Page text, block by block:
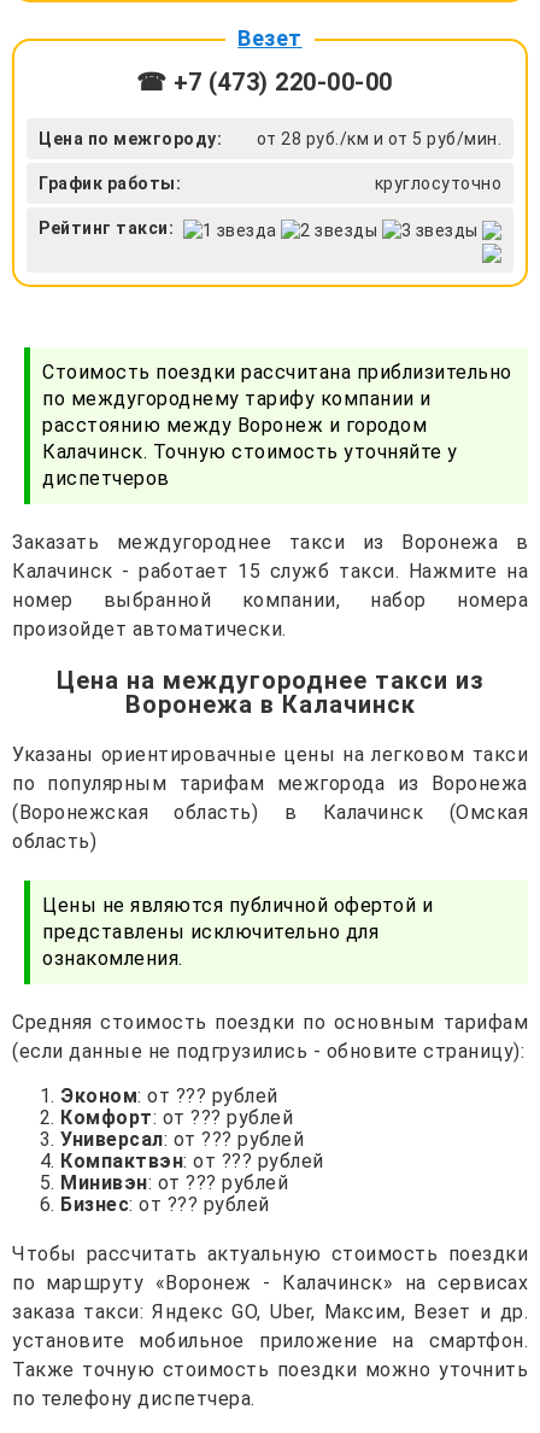
Везет
☎ +7 (473) 220-00-00
Цена по межгороду: от 28 руб./км и от 5 руб/мин.
График работы: круглосуточно
Рейтинг такси:
Стоимость поездки рассчитана приблизительно
по междугороднему тарифу компании и
расстоянию между Воронеж и городом
Калачинск. Точную стоимость уточняйте у
диспетчеров
Заказать междугороднее такси из Воронежа в
Калачинск - работает 15 служб такси. Нажмите на
номер выбранной компании, набор номера
произойдет автоматически.
Цена на междугороднее такси из
Воронежа в Калачинск
Указаны ориентировачные цены на легковом такси
по популярным тарифам межгорода из Воронежа
(Воронежская область) в Калачинск (Омская
область)
Цены не являются публичной офертой и
представлены исключительно для
ознакомления.
Средняя стоимость поездки по основным тарифам
(если данные не подгрузились - обновите страницу):
Эконом: от ??? рублей
Комфорт: от ??? рублей
Универсал: от ??? рублей
Компактвэн: от ??? рублей
Минивэн: от ??? рублей
Бизнес: от ??? рублей
Чтобы рассчитать актуальную стоимость поездки
по маршруту «Воронеж - Калачинск» на сервисах
заказа такси: Яндекс GO, Uber, Максим, Везет и др.
установите мобильное приложение на смартфон.
Также точную стоимость поездки можно уточнить
по телефону диспетчера.